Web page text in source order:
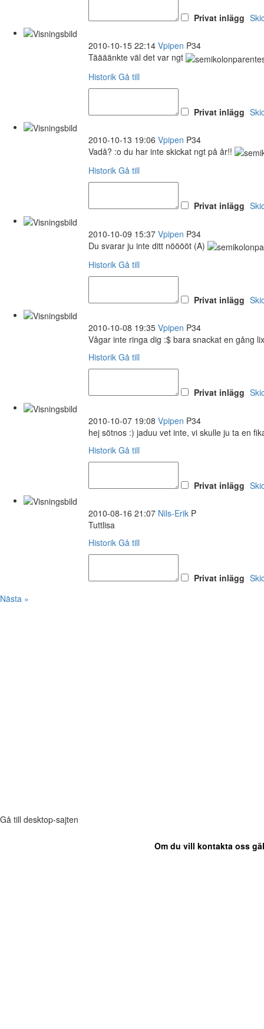
Privat inlägg
2010-10-15 22:14 Vpipen P34
Täääänkte väl det var ngt
Historik Gå till
Privat inlägg
2010-10-13 19:06 Vpipen P34
Vadå? :o du har inte skickat ngt på år!!
Historik Gå till
Privat inlägg
2010-10-09 15:37 Vpipen P34
Du svarar ju inte ditt nööööt (A)
Historik Gå till
Privat inlägg
2010-10-08 19:35 Vpipen P34
Vågar inte ringa dig :$ bara snackat en gång
Historik Gå till
Privat inlägg
2010-10-07 19:08 Vpipen P34
hej sötnos :) jaduu vet inte, vi skulle ju ta en
Historik Gå till
Privat inlägg
2010-08-16 21:07 Nils-Erik P
Tuttlisa
Historik Gå till
Privat inlägg
Nästa »
Gå till desktop-sajten
Om du vill kontakta oss